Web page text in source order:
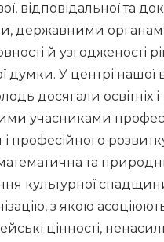
відповідальної та
державними
й узгодженості
думки. У центрі
досягали
учасниками
професійного
та
культурної
з якою
цінності,